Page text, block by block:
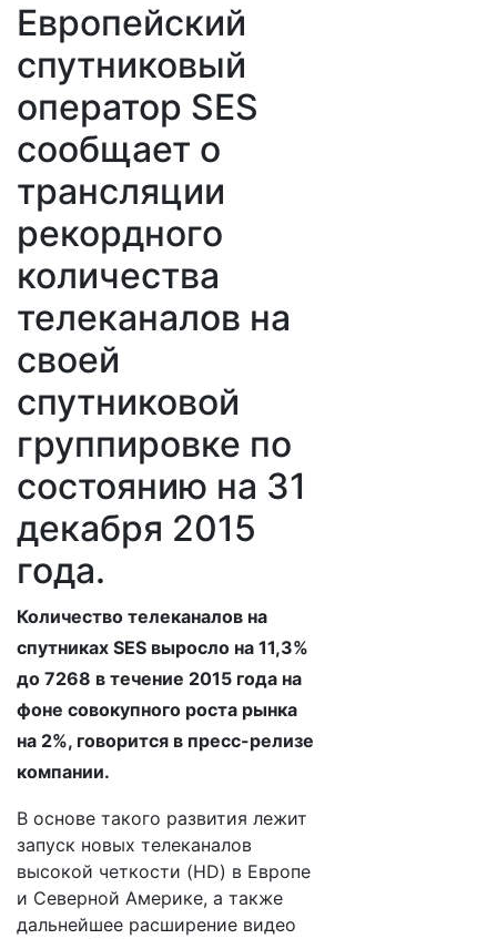
Европейский
спутниковый
оператор SES
сообщает о
трансляции
рекордного
количества
телеканалов на
своей
спутниковой
группировке по
состоянию на 31
декабря 2015
года.
Количество телеканалов на
спутниках SES выросло на 11,3%
до 7268 в течение 2015 года на
фоне совокупного роста рынка
на 2%, говорится в пресс-релизе
компании.
В основе такого развития лежит
запуск новых телеканалов
высокой четкости (HD) в Европе
и Северной Америке, а также
дальнейшее расширение видео